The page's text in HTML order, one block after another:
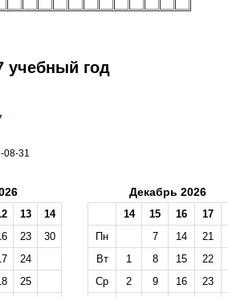
учебный год
08-31
13
14
23
30
24
25
Декабрь 2026
14 15 16 17
Пн
7 14 21
Вт
1 8 15 22
Ср
2 9 16 23